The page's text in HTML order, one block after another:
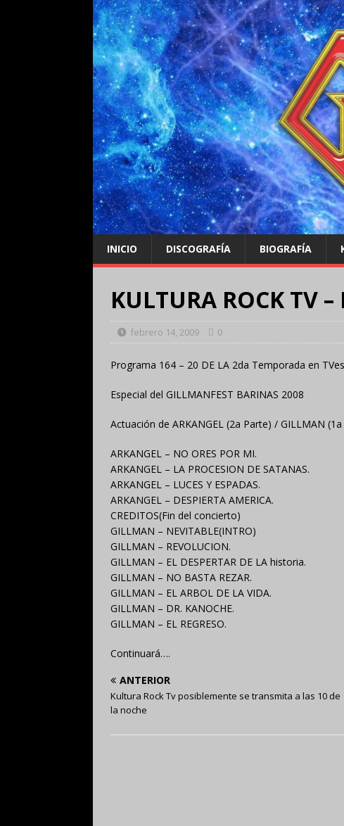
INICIO DISCOGRAFÍA BIOGRAFÍA
KULTURA ROCK TV
febrero 14, 2009 0
Programa 164 – 20 DE LA 2da Temporada en TVes
Especial del GILLMANFEST BARINAS 2008
Actuación de ARKANGEL (2a Parte) / GILLMAN
ARKANGEL – NO ORES POR MI.
ARKANGEL – LA PROCESION DE SATANAS.
ARKANGEL – LUCES Y ESPADAS.
ARKANGEL – DESPIERTA AMERICA.
CREDITOS(Fin del concierto)
GILLMAN – NEVITABLE(INTRO)
GILLMAN – REVOLUCION.
GILLMAN – EL DESPERTAR DE LA historia.
GILLMAN – NO BASTA REZAR.
GILLMAN – EL ARBOL DE LA VIDA.
GILLMAN – DR. KANOCHE.
GILLMAN – EL REGRESO.
Continuará….
ANTERIOR
Kultura Rock Tv posiblemente se transmita a las 10 de
la noche